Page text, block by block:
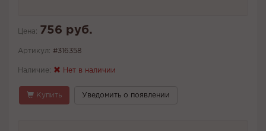
Цена: 756 руб.
Артикул: #316358
Наличие: Нет в наличии
Купить Уведомить о появлении